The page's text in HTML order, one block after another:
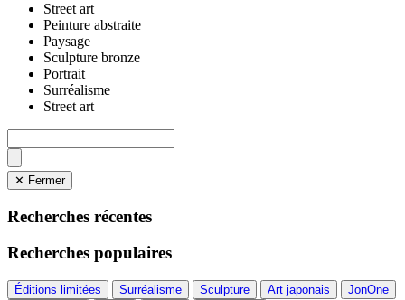
Street art
Peinture abstraite
Paysage
Sculpture bronze
Portrait
Surréalisme
Street art
✕ Fermer
Recherches récentes
Recherches populaires
Éditions limitées Surréalisme Sculpture Art japonais
JonOne